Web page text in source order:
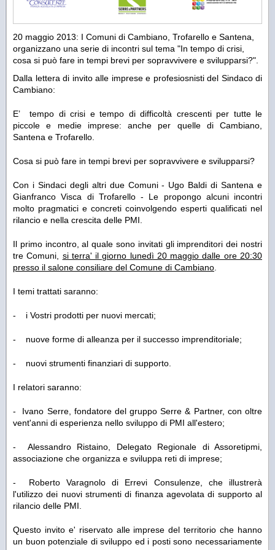
20 maggio 2013: I Comuni di Cambiano, Trofarello e Santena,
organizzano una serie di incontri sul tema "In tempo di crisi,
cosa si può fare in tempi brevi per sopravvivere e svilupparsi?".
Dalla lettera di invito alle imprese e profesiosnisti del Sindaco di
Cambiano:
E’ tempo di crisi e tempo di difficoltà crescenti per tutte le
piccole e medie imprese: anche per quelle di Cambiano,
Santena e Trofarello.
Cosa si può fare in tempi brevi per sopravvivere e svilupparsi?
Con i Sindaci degli altri due Comuni - Ugo Baldi di Santena e
Gianfranco Visca di Trofarello - Le propongo alcuni incontri
molto pragmatici e concreti coinvolgendo esperti qualificati nel
rilancio e nella crescita delle PMI.
Il primo incontro, al quale sono invitati gli imprenditori dei nostri
tre Comuni, si terra' il giorno lunedì 20 maggio dalle ore 20:30
presso il salone consiliare del Comune di Cambiano
I temi trattati saranno:
- i Vostri prodotti per nuovi mercati;
- nuove forme di alleanza per il successo imprenditoriale;
- nuovi strumenti finanziari di supporto.
I relatori saranno:
- Ivano Serre, fondatore del gruppo Serre & Partner, con oltre
vent'anni di esperienza nello sviluppo di PMI all'estero;
- Alessandro Ristaino, Delegato Regionale di Assoretipmi,
associazione che organizza e sviluppa reti di imprese;
- Roberto Varagnolo di Errevi Consulenze, che illustrerà
l'utilizzo dei nuovi strumenti di finanza agevolata di supporto al
rilancio delle PMI.
Questo invito e' riservato alle imprese del territorio che hanno
un buon potenziale di sviluppo ed i posti sono necessariamente